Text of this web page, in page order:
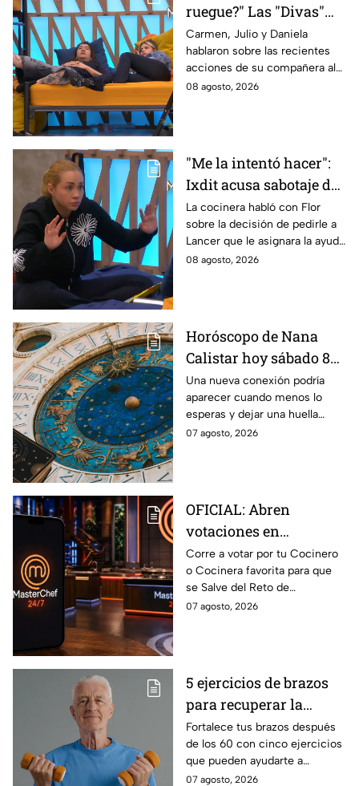
ruegue?" Las "Divas"
lamentan el
comportamiento de
Michelle en MasterChef
24/7
Carmen, Julio y Daniela
hablaron sobre las recientes
acciones de su compañera al
interior del Mundo MasterChef
08 agosto, 2026
"Me la intentó hacer":
Ixdit acusa sabotaje de
Ramahá en la pasada
gala de salvación de
MasterChef 24/7
La cocinera habló con Flor
sobre la decisión de pedirle a
Lancer que le asignara la ayuda
de Ramahá y no la de Daniela
08 agosto, 2026
Horóscopo de Nana
Calistar hoy sábado 8
de agosto del 2026 para
cada signo; una
conexión inesperada
podría transformar tus
Una nueva conexión podría
aparecer cuando menos lo
esperas y dejar una huella
importante.
07 agosto, 2026
OFICIAL: Abren
votaciones en
MasterChef 24/7 para
que salves a un
Cocinero del Reto de
Eliminación de este
Corre a votar por tu Cocinero
o Cocinera favorita para que
se Salve del Reto de
Eliminación de MasterChef
07 agosto, 2026
5 ejercicios de brazos
para recuperar la
fuerza después de los
60
Fortalece tus brazos después
de los 60 con cinco ejercicios
que pueden ayudarte a
recuperar fuerza, movilidad y
07 agosto, 2026